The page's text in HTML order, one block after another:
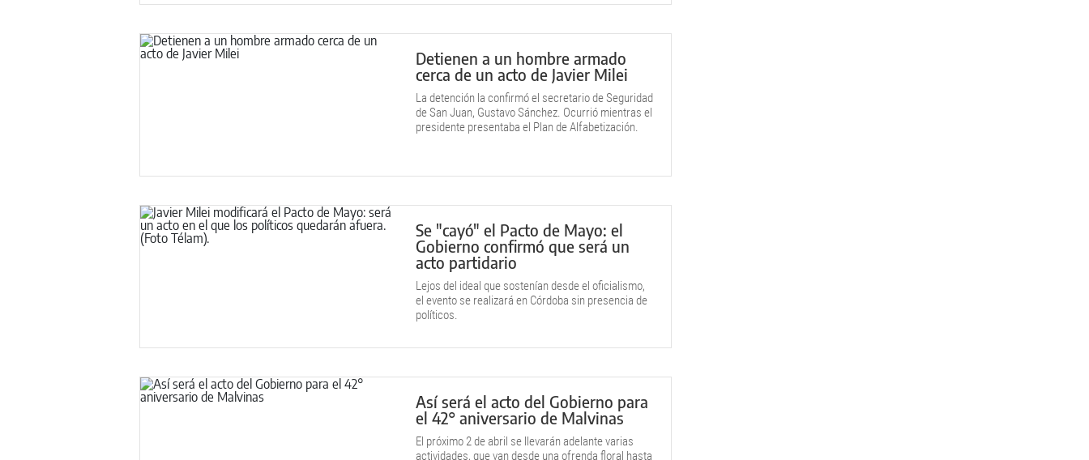
Detienen a un hombre armado
cerca de un acto de Javier Milei
La detención la confirmó el secretario de Seguridad
de San Juan, Gustavo Sánchez. Ocurrió mientras el
presidente presentaba el Plan de Alfabetización.
Se "cayó" el Pacto de Mayo: el
Gobierno confirmó que será un
acto partidario
Lejos del ideal que sostenían desde el oficialismo,
el evento se realizará en Córdoba sin presencia de
políticos.
Así será el acto del Gobierno para
el 42° aniversario de Malvinas
El próximo 2 de abril se llevarán adelante varias
actividades, que van desde una ofrenda floral hasta